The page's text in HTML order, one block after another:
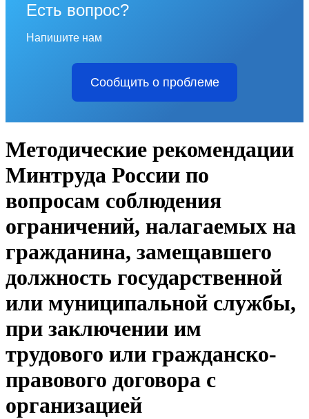
Есть вопрос?
Напишите нам
Сообщить о проблеме
Методические рекомендации
Минтруда России по
вопросам соблюдения
ограничений, налагаемых на
гражданина, замещавшего
должность государственной
или муниципальной службы,
при заключении им
трудового или гражданско-
правового договора с
организацией